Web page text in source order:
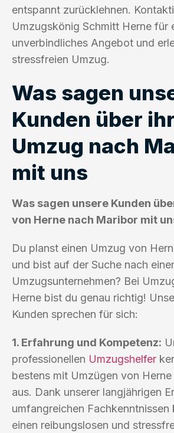
entspannt zurücklehnen.
Umzugskönig Schmitt Herne für
unverbindliches Angebot und
stressfreien Umzug.
Was sagen
Kunden über
Umzug nach
mit uns
Was sagen unsere Kunden
von Herne nach Maribor mit
Du planst einen Umzug von
und bist auf der Suche nach
Umzugsunternehmen? Bei
Herne bist du genau richtig!
Kunden sprechen für sich:
1. Erfahrung und Kompetenz:
professionellen Umzugshelfer
bestens mit Umzügen von
aus. Dank unserer langjährigen
umfangreichen Fachkenntnissen
einen reibungslosen und